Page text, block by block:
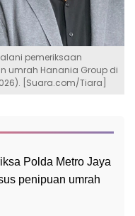
pemeriksaan
umrah Hanania Group di
[Suara.com/Tiara]
Polda Metro Jaya
penipuan umrah